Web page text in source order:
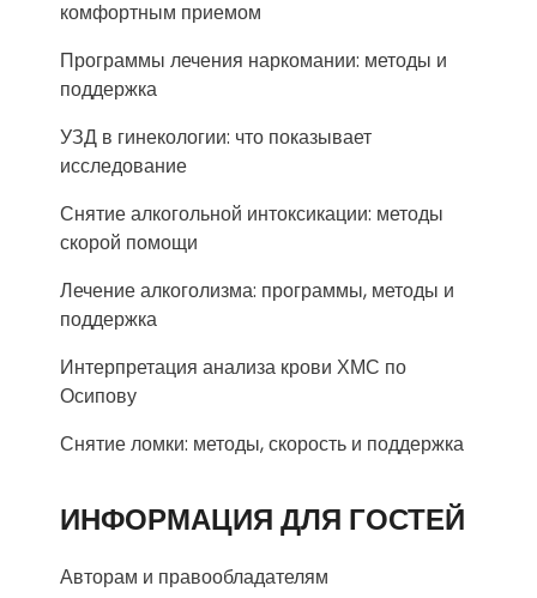
комфортным приемом
Программы лечения наркомании: методы и
поддержка
УЗД в гинекологии: что показывает
исследование
Снятие алкогольной интоксикации: методы
скорой помощи
Лечение алкоголизма: программы, методы и
поддержка
Интерпретация анализа крови ХМС по
Осипову
Снятие ломки: методы, скорость и поддержка
ИНФОРМАЦИЯ ДЛЯ ГОСТЕЙ
Авторам и правообладателям